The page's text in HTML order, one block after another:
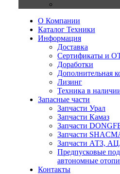
О Компании
Каталог Техники
Информация
Доставка
Сертификаты и
Доработки
Дополнительная
Лизинг
Техника в
Запасные части
Запчасти Урал
Запчасти Камаз
Запчасти
Запчасти
Запчасти АТЗ,
Предпусковые
автономные
Контакты